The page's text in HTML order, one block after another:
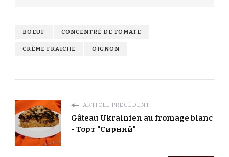
BOEUF CONCENTRÉ DE TOMATE
CRÈME FRAICHE OIGNON
ARTICLE PRÉCÉDENT
Gâteau Ukrainien au fromage blanc
- Торт "Сирний"